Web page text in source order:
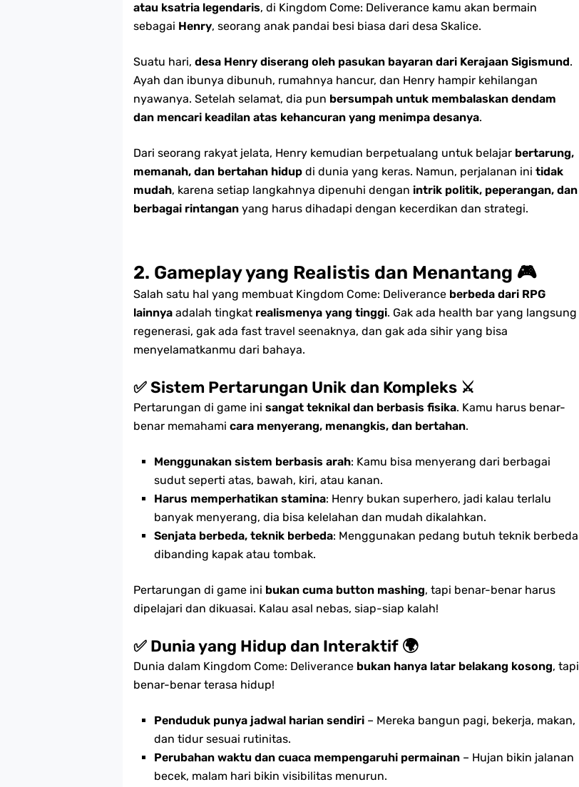
atau ksatria legendaris, di Kingdom Come: Deliverance kamu akan bermain
sebagai Henry, seorang anak pandai besi biasa dari desa Skalice.
Suatu hari, desa Henry diserang oleh pasukan bayaran dari Kerajaan Sigismund.
Ayah dan ibunya dibunuh, rumahnya hancur, dan Henry hampir kehilangan
nyawanya. Setelah selamat, dia pun bersumpah untuk membalaskan dendam
dan mencari keadilan atas kehancuran yang menimpa desanya.
Dari seorang rakyat jelata, Henry kemudian berpetualang untuk belajar bertarung,
memanah, dan bertahan hidup di dunia yang keras. Namun, perjalanan ini tidak
mudah, karena setiap langkahnya dipenuhi dengan intrik politik, peperangan, dan
berbagai rintangan yang harus dihadapi dengan kecerdikan dan strategi.
2. Gameplay yang Realistis dan Menantang 🎮
Salah satu hal yang membuat Kingdom Come: Deliverance berbeda dari RPG
lainnya adalah tingkat realismenya yang tinggi. Gak ada health bar yang langsung
regenerasi, gak ada fast travel seenaknya, dan gak ada sihir yang bisa
menyelamatkanmu dari bahaya.
✅ Sistem Pertarungan Unik dan Kompleks ⚔️
Pertarungan di game ini sangat teknikal dan berbasis fisika. Kamu harus benar-
benar memahami cara menyerang, menangkis, dan bertahan.
Menggunakan sistem berbasis arah: Kamu bisa menyerang dari berbagai
sudut seperti atas, bawah, kiri, atau kanan.
Harus memperhatikan stamina: Henry bukan superhero, jadi kalau terlalu
banyak menyerang, dia bisa kelelahan dan mudah dikalahkan.
Senjata berbeda, teknik berbeda: Menggunakan pedang butuh teknik berbeda
dibanding kapak atau tombak.
Pertarungan di game ini bukan cuma button mashing, tapi benar-benar harus
dipelajari dan dikuasai. Kalau asal nebas, siap-siap kalah!
✅ Dunia yang Hidup dan Interaktif 🌍
Dunia dalam Kingdom Come: Deliverance bukan hanya latar belakang kosong, tapi
benar-benar terasa hidup!
Penduduk punya jadwal harian sendiri – Mereka bangun pagi, bekerja, makan,
dan tidur sesuai rutinitas.
Perubahan waktu dan cuaca mempengaruhi permainan – Hujan bikin jalanan
becek, malam hari bikin visibilitas menurun.